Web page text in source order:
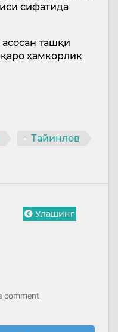
сифатида
ташқи
ҳамкорлик
Тайинлов
Улашинг